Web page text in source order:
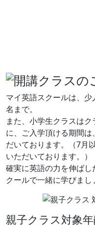
マイ英語スクールは、
名まで。
また、小学生クラスは
に、ご入学頂ける期間
だいております。（7月
いただいております。）
確実に英語の力を伸ば
クールで一緒に学びまし
親子クラス対象